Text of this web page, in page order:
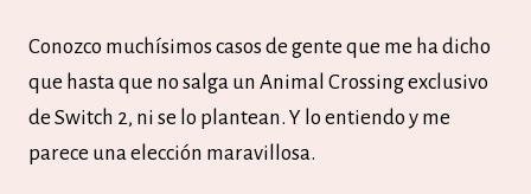
Conozco muchísimos casos de gente que me ha dicho
que hasta que no salga un Animal Crossing exclusivo
de Switch 2, ni se lo plantean. Y lo entiendo y me
parece una elección maravillosa.